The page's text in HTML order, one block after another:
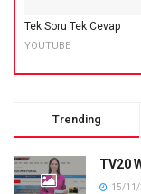
Tek Soru Tek Cevap
YOUTUBE
Trending
TV20
15/11/